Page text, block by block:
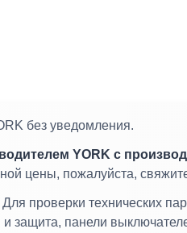
без уведомления.
YORK с
цены, пожалуйста,
проверки технических
защита, панели